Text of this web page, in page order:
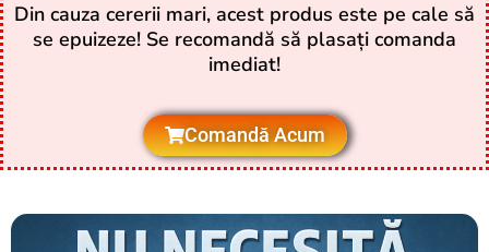
Din cauza cererii mari, acest produs este pe cale să
se epuizeze! Se recomandă să plasați comanda
imediat!
Comandă Acum